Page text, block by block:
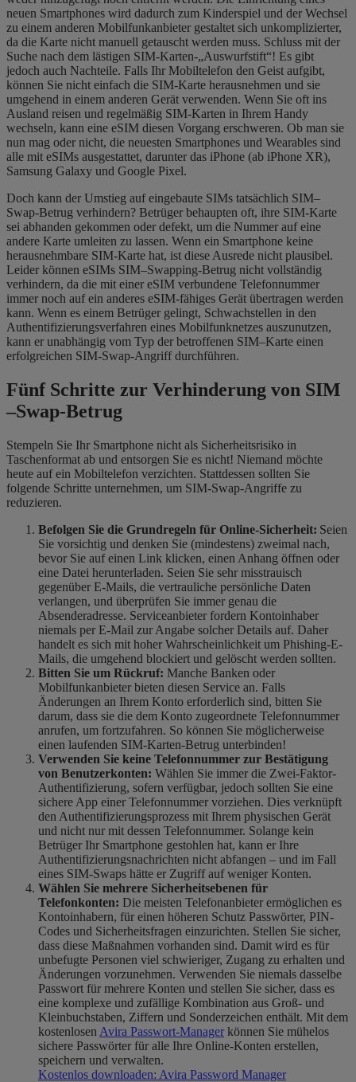
neuen Smartphones wird dadurch zum Kinderspiel und der Wechsel
zu einem anderen Mobilfunkanbieter gestaltet sich unkomplizierter,
da die Karte nicht manuell getauscht werden muss. Schluss mit der
Suche nach dem lästigen SIM-Karten-„Auswurfstift“! Es gibt
jedoch auch Nachteile. Falls Ihr Mobiltelefon den Geist aufgibt,
können Sie nicht einfach die SIM-Karte herausnehmen und sie
umgehend in einem anderen Gerät verwenden. Wenn Sie oft ins
Ausland reisen und regelmäßig SIM-Karten in Ihrem Handy
wechseln, kann eine eSIM diesen Vorgang erschweren. Ob man sie
nun mag oder nicht, die neuesten Smartphones und Wearables sind
alle mit eSIMs ausgestattet, darunter das iPhone (ab iPhone XR),
Samsung Galaxy und Google Pixel.
Doch kann der Umstieg auf eingebaute SIMs tatsächlich SIM–
Swap-Betrug verhindern? Betrüger behaupten oft, ihre SIM-Karte
sei abhanden gekommen oder defekt, um die Nummer auf eine
andere Karte umleiten zu lassen. Wenn ein Smartphone keine
herausnehmbare SIM-Karte hat, ist diese Ausrede nicht plausibel.
Leider können eSIMs SIM–Swapping-Betrug nicht vollständig
verhindern, da die mit einer eSIM verbundene Telefonnummer
immer noch auf ein anderes eSIM-fähiges Gerät übertragen werden
kann. Wenn es einem Betrüger gelingt, Schwachstellen in den
Authentifizierungsverfahren eines Mobilfunknetzes auszunutzen,
kann er unabhängig vom Typ der betroffenen SIM–Karte einen
erfolgreichen SIM-Swap-Angriff durchführen.
Fünf Schritte zur Verhinderung von SIM
–Swap-Betrug
Stempeln Sie Ihr Smartphone nicht als Sicherheitsrisiko in
Taschenformat ab und entsorgen Sie es nicht! Niemand möchte
heute auf ein Mobiltelefon verzichten. Stattdessen sollten Sie
folgende Schritte unternehmen, um SIM-Swap-Angriffe zu
reduzieren.
Befolgen Sie die Grundregeln für Online-Sicherheit: Seien
Sie vorsichtig und denken Sie (mindestens) zweimal nach,
bevor Sie auf einen Link klicken, einen Anhang öffnen oder
eine Datei herunterladen. Seien Sie sehr misstrauisch
gegenüber E-Mails, die vertrauliche persönliche Daten
verlangen, und überprüfen Sie immer genau die
Absenderadresse. Serviceanbieter fordern Kontoinhaber
niemals per E-Mail zur Angabe solcher Details auf. Daher
handelt es sich mit hoher Wahrscheinlichkeit um Phishing-E-
Mails, die umgehend blockiert und gelöscht werden sollten.
Bitten Sie um Rückruf: Manche Banken oder
Mobilfunkanbieter bieten diesen Service an. Falls
Änderungen an Ihrem Konto erforderlich sind, bitten Sie
darum, dass sie die dem Konto zugeordnete Telefonnummer
anrufen, um fortzufahren. So können Sie möglicherweise
einen laufenden SIM-Karten-Betrug unterbinden!
Verwenden Sie keine Telefonnummer zur Bestätigung
von Benutzerkonten: Wählen Sie immer die Zwei-Faktor-
Authentifizierung, sofern verfügbar, jedoch sollten Sie eine
sichere App einer Telefonnummer vorziehen. Dies verknüpft
den Authentifizierungsprozess mit Ihrem physischen Gerät
und nicht nur mit dessen Telefonnummer. Solange kein
Betrüger Ihr Smartphone gestohlen hat, kann er Ihre
Authentifizierungsnachrichten nicht abfangen – und im Fall
eines SIM-Swaps hätte er Zugriff auf weniger Konten.
Wählen Sie mehrere Sicherheitsebenen für
Telefonkonten: Die meisten Telefonanbieter ermöglichen es
Kontoinhabern, für einen höheren Schutz Passwörter, PIN-
Codes und Sicherheitsfragen einzurichten. Stellen Sie sicher,
dass diese Maßnahmen vorhanden sind. Damit wird es für
unbefugte Personen viel schwieriger, Zugang zu erhalten und
Änderungen vorzunehmen. Verwenden Sie niemals dasselbe
Passwort für mehrere Konten und stellen Sie sicher, dass es
eine komplexe und zufällige Kombination aus Groß- und
Kleinbuchstaben, Ziffern und Sonderzeichen enthält. Mit dem
kostenlosen Avira Passwort-Manager können Sie mühelos
sichere Passwörter für alle Ihre Online-Konten erstellen,
speichern und verwalten.
Kostenlos downloaden: Avira Password Manager